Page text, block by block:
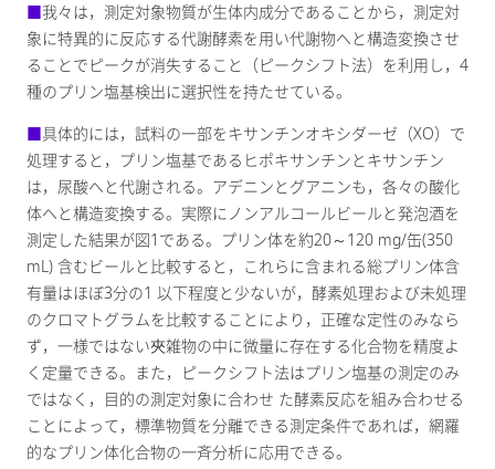
■我々は，測定対象物質が生体内成分であることから，測定対
象に特異的に反応する代謝酵素を用い代謝物へと構造変換させ
ることでピークが消失すること（ピークシフト法）を利用し，4
種のプリン塩基検出に選択性を持たせている。
■具体的には，試料の一部をキサンチンオキシダーゼ（XO）で
処理すると，プリン塩基であるヒポキサンチンとキサンチン
は，尿酸へと代謝される。アデニンとグアニンも，各々の酸化
体へと構造変換する。実際にノンアルコールビールと発泡酒を
測定した結果が図1である。プリン体を約20～120 mg/缶(350
mL) 含むビールと比較すると，これらに含まれる総プリン体含
有量はほぼ3分の1 以下程度と少ないが，酵素処理および未処理
のクロマトグラムを比較することにより，正確な定性のみなら
ず，一様ではない夾雑物の中に微量に存在する化合物を精度よ
く定量できる。また，ピークシフト法はプリン塩基の測定のみ
ではなく，目的の測定対象に合わせ た酵素反応を組み合わせる
ことによって，標準物質を分離できる測定条件であれば，網羅
的なプリン体化合物の一斉分析に応用できる。